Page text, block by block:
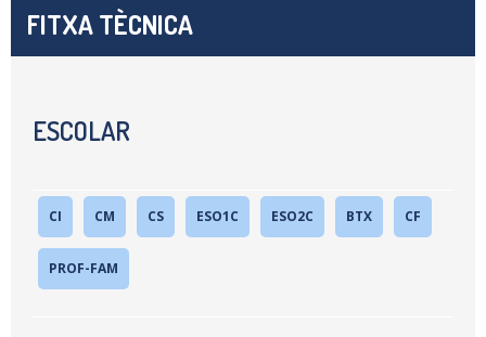
FITXA TÈCNICA
ESCOLAR
CI CM CS ESO1C ESO2C BTX CF
PROF-FAM